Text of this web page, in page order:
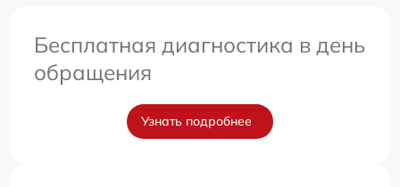
Бесплатная диагностика в день
обращения
Узнать подробнее